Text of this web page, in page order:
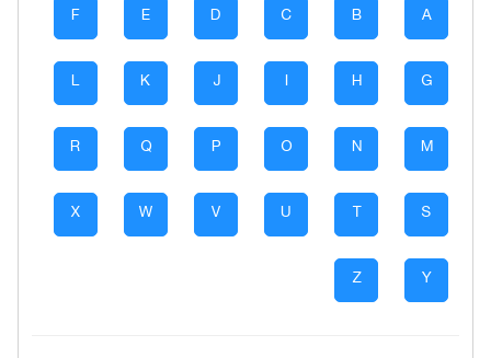
A
B
C
D
E
F
G
H
I
J
K
L
M
N
O
P
Q
R
S
T
U
V
W
X
Y
Z